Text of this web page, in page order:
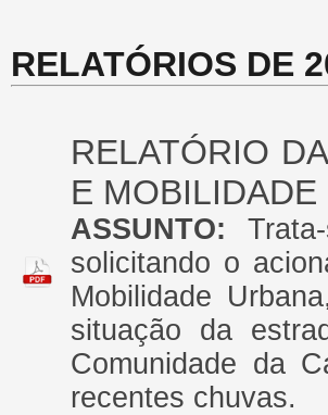
RELATÓRIOS DE
RELATÓRIO
E MOBILIDADE
ASSUNTO:
solicitando o
Mobilidade
situação da
Comunidade da
recentes chuvas.